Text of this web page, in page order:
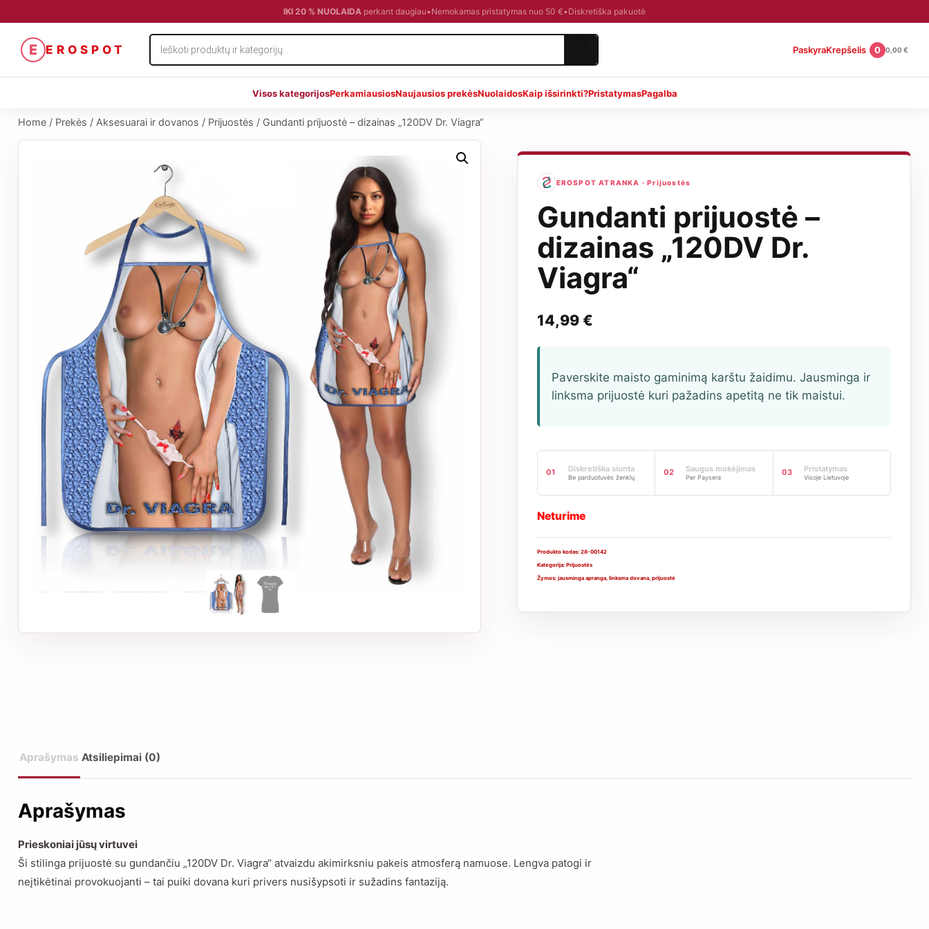
IKI 20 % NUOLAIDA perkant daugiau• Nemokamas pristatymas nuo 50 €• Diskretiška pakuotė
E EROSPOT
Products
search
PaskyraKrepšelis 0 0,00 €
Visos kategorijosPerkamiausiosNaujausios prekėsNuolaidosKaip išsirinkti?PristatymasPagalba
Home / Prekės / Aksesuarai ir dovanos / Prijuostės / Gundanti prijuostė – dizainas „120DV Dr. Viagra“
EROSPOT ATRANKA · Prijuostės
Gundanti prijuostė –
dizainas „120DV Dr.
Viagra“
14,99€
Paverskite maisto gaminimą karštu žaidimu. Jausminga ir
linksma prijuostė kuri pažadins apetitą ne tik maistui.
01 Diskretiška siunta
Be parduotuvės ženklų 02 Saugus mokėjimas
Per Paysera 03 Pristatymas
Visoje Lietuvoje
Neturime
Produkto kodas: 28-00142
Kategorija: Prijuostės
Žymos: jausminga apranga, linksma dovana, prijuostė
Aprašymas Atsiliepimai (0)
Aprašymas
Prieskoniai jūsų virtuvei
Ši stilinga prijuostė su gundančiu „120DV Dr. Viagra“ atvaizdu akimirksniu pakeis atmosferą namuose. Lengva patogi ir
neįtikėtinai provokuojanti – tai puiki dovana kuri privers nusišypsoti ir sužadins fantaziją.